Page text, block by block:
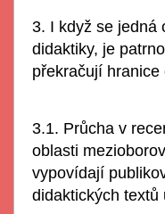
3. I když se jedná
didaktiky, je
překračují
3.1. Průcha v
oblasti
vypovídají
didaktických textů